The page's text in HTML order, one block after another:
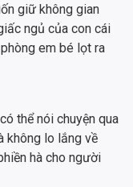
giữ không gian
ngủ của con cái
em bé lọt ra
thể nói chuyện qua
không lo lắng về
hà cho người